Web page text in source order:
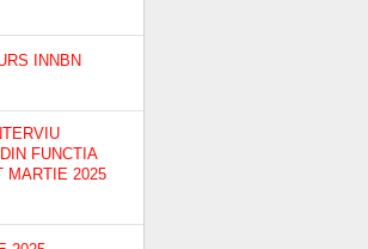
INNBN
FUNCTIA
MARTIE 2025